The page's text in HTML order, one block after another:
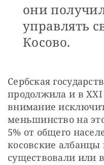
они
управлять
Косово.
Сербская
продолжила и в
внимание
меньшинство на
5% от общего
косовские
существовали или